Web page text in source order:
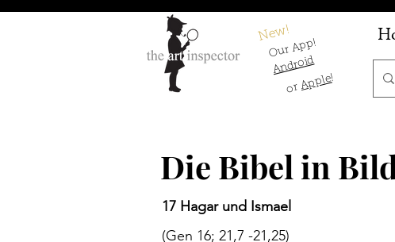
New!
Our App!
Android
orApple!
Die Bibel in
17 Hagar und Ismael
(Gen 16; 21,7 -21,25)